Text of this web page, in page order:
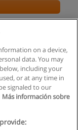
[FE]
on a device,
data. You may
including your
or at any time in
signaled to our
Más información sobre